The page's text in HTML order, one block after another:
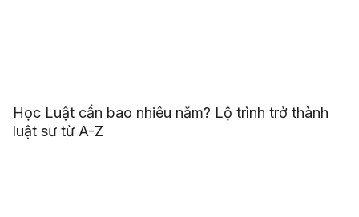
Học Luật cần bao nhiêu năm? Lộ trình trở thành
luật sư từ A-Z